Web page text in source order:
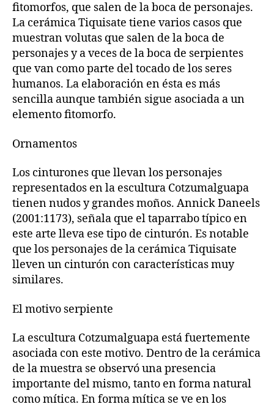
fitomorfos, que salen de la boca de personajes.
La cerámica Tiquisate tiene varios casos que
muestran volutas que salen de la boca de
personajes y a veces de la boca de serpientes
que van como parte del tocado de los seres
humanos. La elaboración en ésta es más
sencilla aunque también sigue asociada a un
elemento fitomorfo.
Ornamentos
Los cinturones que llevan los personajes
representados en la escultura Cotzumalguapa
tienen nudos y grandes moños. Annick Daneels
(2001:1173), señala que el taparrabo típico en
este arte lleva ese tipo de cinturón. Es notable
que los personajes de la cerámica Tiquisate
lleven un cinturón con características muy
similares.
El motivo serpiente
La escultura Cotzumalguapa está fuertemente
asociada con este motivo. Dentro de la cerámica
de la muestra se observó una presencia
importante del mismo, tanto en forma natural
como mítica. En forma mítica se ve en los